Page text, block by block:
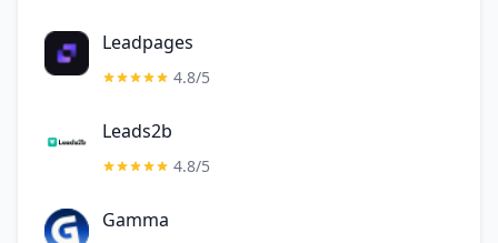
Leadpages
4.8/5
Leads2b
4.8/5
Gamma